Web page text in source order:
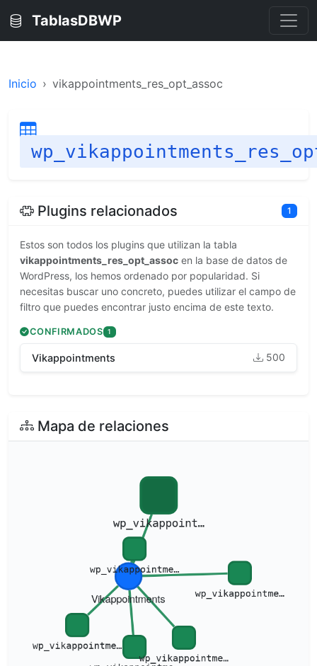
TablasDBWP
Inicio vikappointments_res_opt_assoc
Plugins relacionados 1
Estos son todos los plugins que utilizan la tabla
vikappointments_res_opt_assoc en la base de datos de
WordPress, los hemos ordenado por popularidad. Si
necesitas buscar uno concreto, puedes utilizar el campo de
filtro que puedes encontrar justo encima de este texto.
CONFIRMADOS 1
Vikappointments 500
Mapa de relaciones